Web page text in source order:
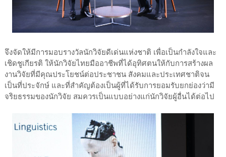
จึงจัดให้มีการมอบรางวัลนักวิจัยดีเด่นแห่งชาติ เพื่อเป็นกำลังใจและ
เชิดชูเกียรติ ให้นักวิจัยไทยมืออาชีพที่ได้อุทิศตนให้กับการสร้างผล
งานวิจัยที่มีคุณประโยชน์ต่อประชาชน สังคมและประเทศชาติจน
เป็นที่ประจักษ์ และที่สำคัญต้องเป็นผู้ที่ได้รับการยอมรับยกย่องว่ามี
จริยธรรมของนักวิจัย สมควรเป็นแบบอย่างแก่นักวิจัยผู้อื่นได้ต่อไป